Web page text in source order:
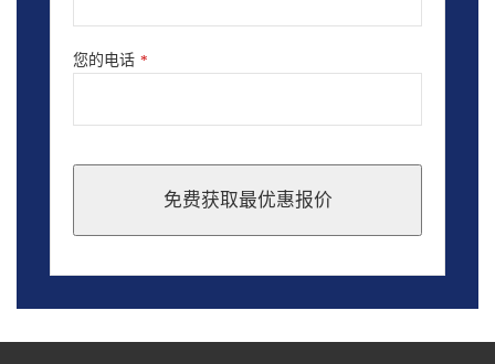
您的电话 *
免费获取最优惠报价
should